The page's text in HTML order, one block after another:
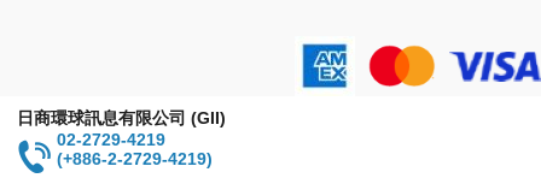
日商環球訊息有限公司 (GII)
02-2729-4219
(+886-2-2729-4219)